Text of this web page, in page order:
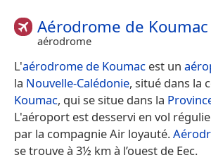
Aérodrome de Koumac
aérodrome
L'aérodrome de Koumac est un
la Nouvelle-Calédonie, situé dans la
Koumac, qui se situe dans la
L'aéroport est desservi en vol
par la compagnie Air loyauté.
se trouve à 3½ km à l’ouest de Eec.